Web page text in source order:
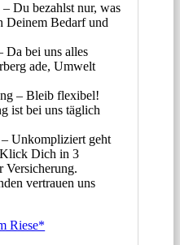
– Du bezahlst nur, was
Deinem Bedarf und
Da bei uns alles
ade, Umwelt
– Bleib flexibel!
ist bei uns täglich
Unkompliziert geht
Dich in 3
Versicherung.
vertrauen uns
Riese*